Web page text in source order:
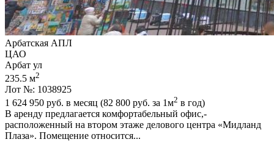
Арбатская АПЛ
ЦАО
Арбат ул
235.5 м2
Лот №: 1038925
1 624 950 руб. в месяц (82 800 руб. за 1м2 в год)
В аренду предлагается комфортабельный офис,­
расположенный на втором этаже делового центра «Мидланд
Плаза». Помещение относится...